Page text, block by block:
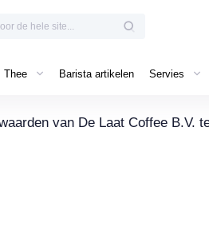
Thee Barista artikelen Servies
van De Laat Coffee B.V.